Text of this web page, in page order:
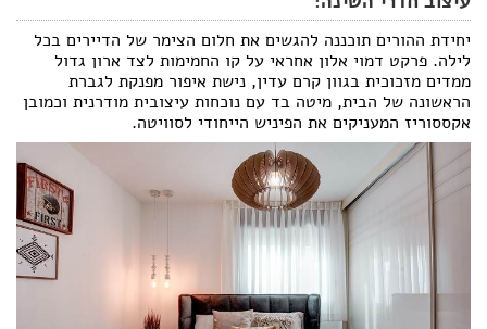
יחידת ההורים תוכננה להגשים את חלום הצימר של הדיירים בכל
לילה. פרקט דמוי אלון אחראי על קו החמימות לצד ארון גדול
ממדים מזכוכית בגוון קרם עדין, נישת איפור מפנקת לגברת
הראשונה של הבית, מיטה בד עם נוכחות עיצובית מודרנית וכמובן
אקססוריז המעניקים את הפיניש הייחודי לסוויטה.